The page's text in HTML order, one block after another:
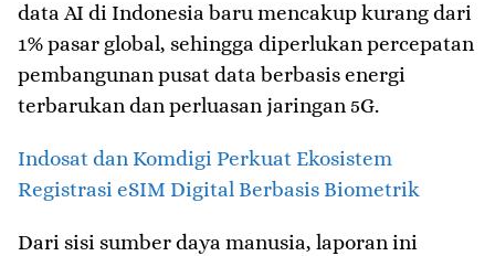
data AI di Indonesia baru mencakup kurang dari
1% pasar global, sehingga diperlukan percepatan
pembangunan pusat data berbasis energi
terbarukan dan perluasan jaringan 5G.
Indosat dan Komdigi Perkuat Ekosistem
Registrasi eSIM Digital Berbasis Biometrik
Dari sisi sumber daya manusia, laporan ini